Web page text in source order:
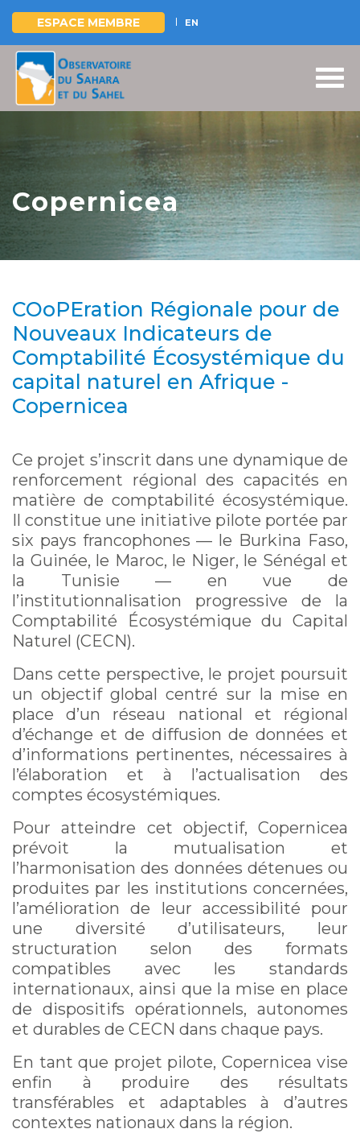
Aller
contenu
principal
ESPACE MEMBRE EN
Copernicea
COoPEration Régionale pour de
Nouveaux Indicateurs de
Comptabilité Écosystémique du
capital naturel en Afrique -
Copernicea
Ce projet s’inscrit dans une dynamique de
renforcement régional des capacités en
matière de comptabilité écosystémique.
Il constitue une initiative pilote portée par
six pays francophones — le Burkina Faso,
la Guinée, le Maroc, le Niger, le Sénégal et
la Tunisie — en vue de
l’institutionnalisation progressive de la
Comptabilité Écosystémique du Capital
Naturel (CECN).
Dans cette perspective, le projet poursuit
un objectif global centré sur la mise en
place d’un réseau national et régional
d’échange et de diffusion de données et
d’informations pertinentes, nécessaires à
l’élaboration et à l’actualisation des
comptes écosystémiques.
Pour atteindre cet objectif, Copernicea
prévoit la mutualisation et
l’harmonisation des données détenues ou
produites par les institutions concernées,
l’amélioration de leur accessibilité pour
une diversité d’utilisateurs, leur
structuration selon des formats
compatibles avec les standards
internationaux, ainsi que la mise en place
de dispositifs opérationnels, autonomes
et durables de CECN dans chaque pays.
En tant que projet pilote, Copernicea vise
enfin à produire des résultats
transférables et adaptables à d’autres
contextes nationaux dans la région.